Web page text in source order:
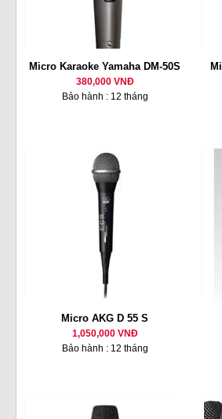
Micro Karaoke Yamaha DM-50S
380,000 VNĐ
Bảo hành : 12 tháng
Micro AKG D 55 S
1,050,000 VNĐ
Bảo hành : 12 tháng